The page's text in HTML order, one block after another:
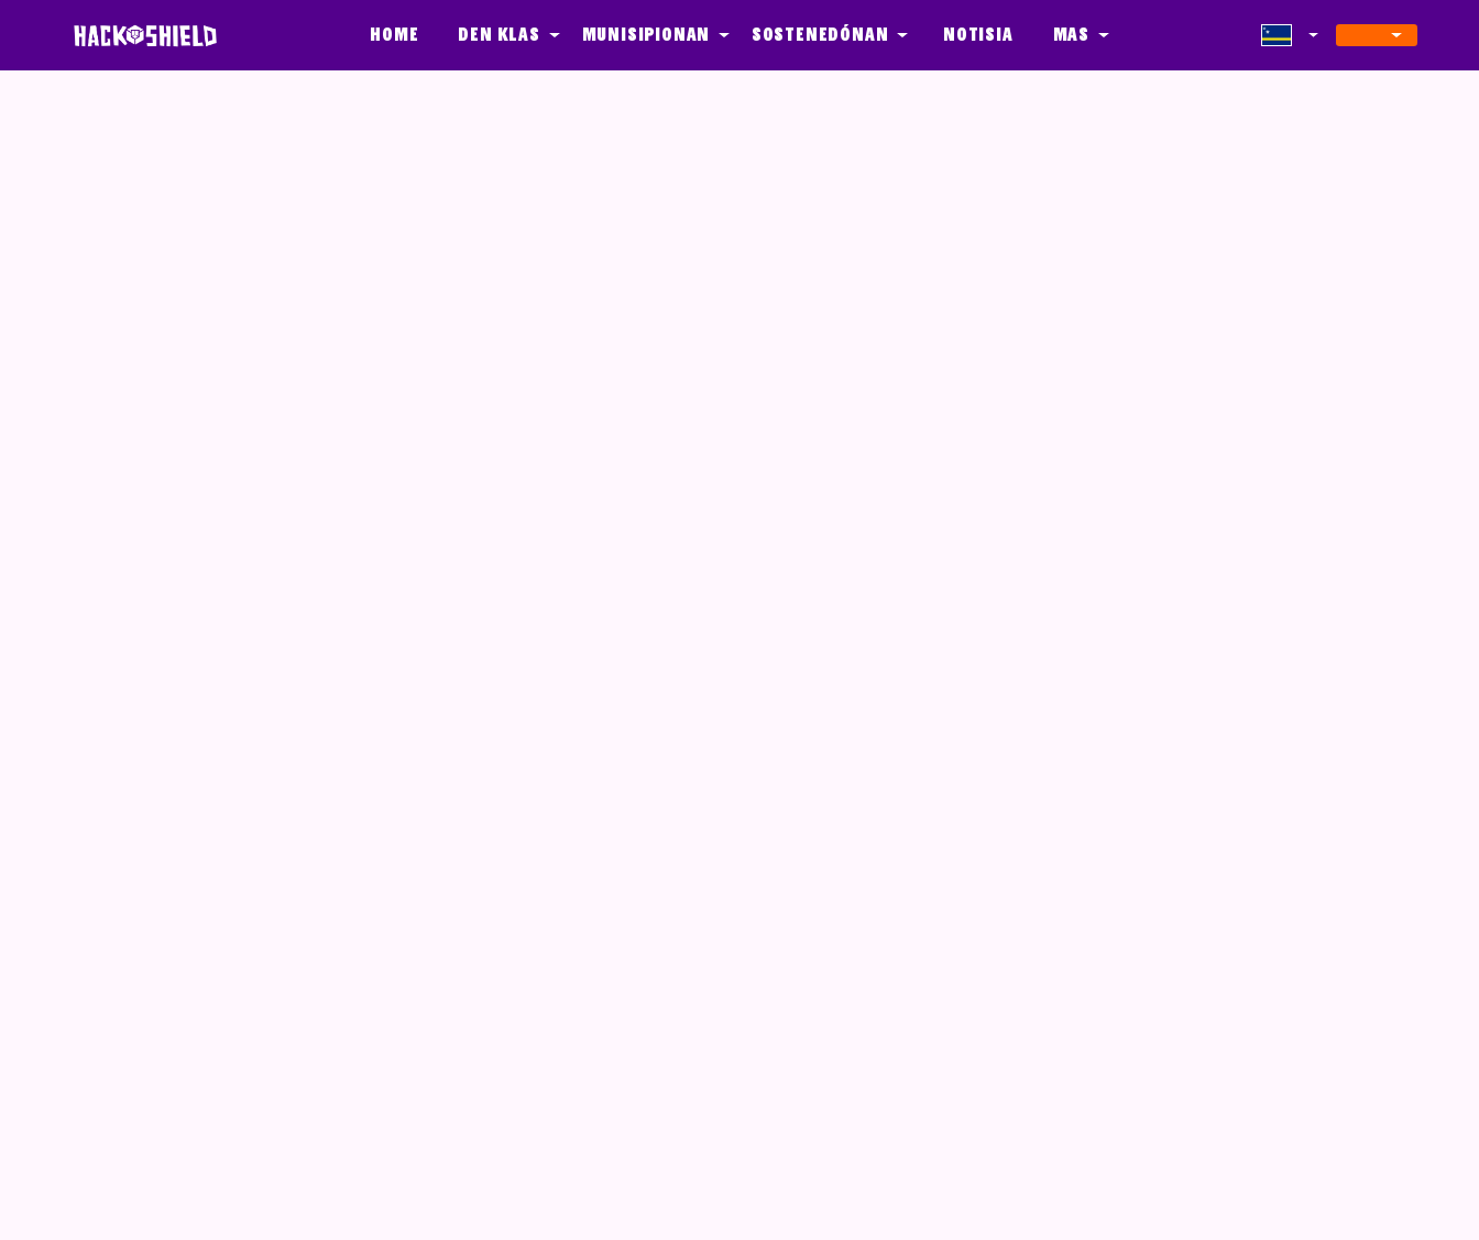
Home Den klas Munisipionan Sostenedónan Notisia Mas